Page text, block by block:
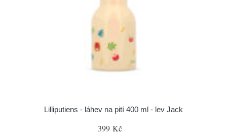
Lilliputiens - láhev na pití 400 ml - lev Jack
399 Kč